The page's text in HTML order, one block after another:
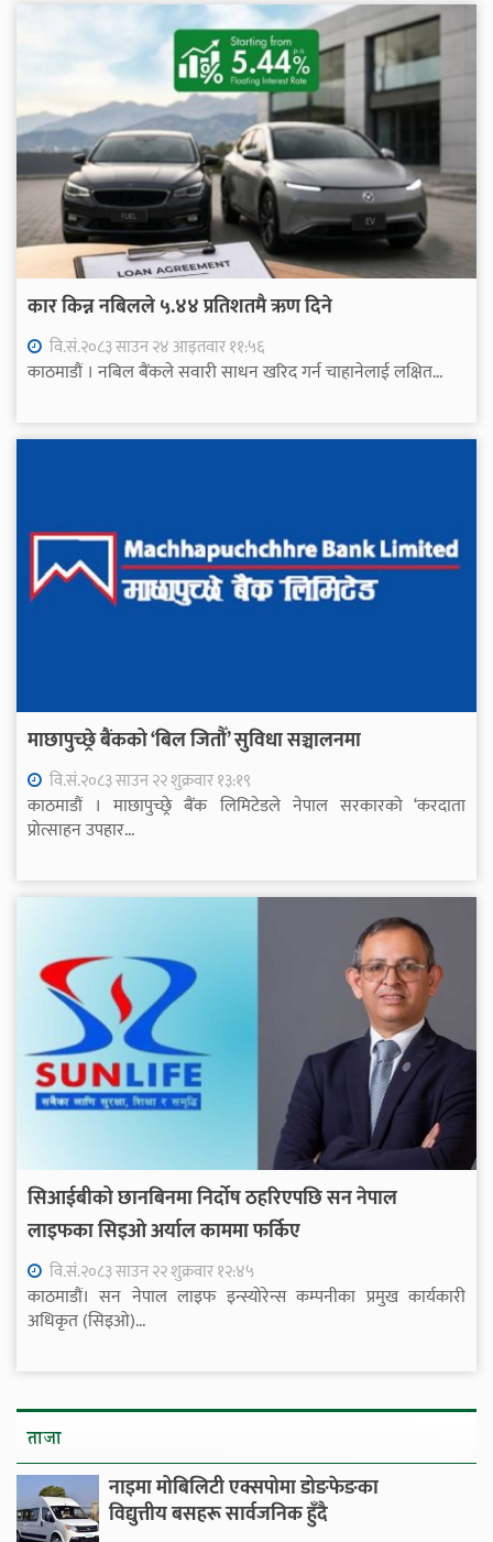
कार किन्न नबिलले ५.४४ प्रतिशतमै ऋण दिने
वि.सं.२०८३ साउन २४ आइतवार ११:५६
काठमाडौं । नबिल बैंकले सवारी साधन खरिद गर्न चाहानेलाई लक्षित...
माछापुच्छ्रे बैंकको ‘बिल जितौँ’ सुविधा सञ्चालनमा
वि.सं.२०८३ साउन २२ शुक्रवार १३:१९
काठमाडौं । माछापुच्छ्रे बैंक लिमिटेडले नेपाल सरकारको ‘करदाता
प्रोत्साहन उपहार...
सिआईबीको छानबिनमा निर्दोष ठहरिएपछि सन नेपाल
लाइफका सिइओ अर्याल काममा फर्किए
वि.सं.२०८३ साउन २२ शुक्रवार १२:४५
काठमाडौं। सन नेपाल लाइफ इन्स्योरेन्स कम्पनीका प्रमुख कार्यकारी
अधिकृत (सिइओ)...
ताजा
नाइमा मोबिलिटी एक्सपोमा डोङफेङका
विद्युत्तीय बसहरू सार्वजनिक हुँदै